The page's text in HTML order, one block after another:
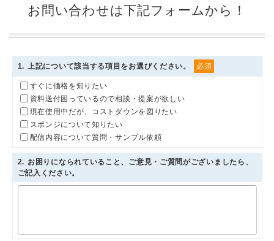
お問い合わせは下記フォームから！
1. 上記について該当する項目をお選びください。 必須
すぐに価格を知りたい
資料送付困っているので相談・提案が欲しい
現在使用中だが、コストダウンを図りたい
スポンジについて知りたい
配信内容について質問・サンプル依頼
2. お困りになられていること、ご意見・ご質問がございましたら、
ご記入ください。